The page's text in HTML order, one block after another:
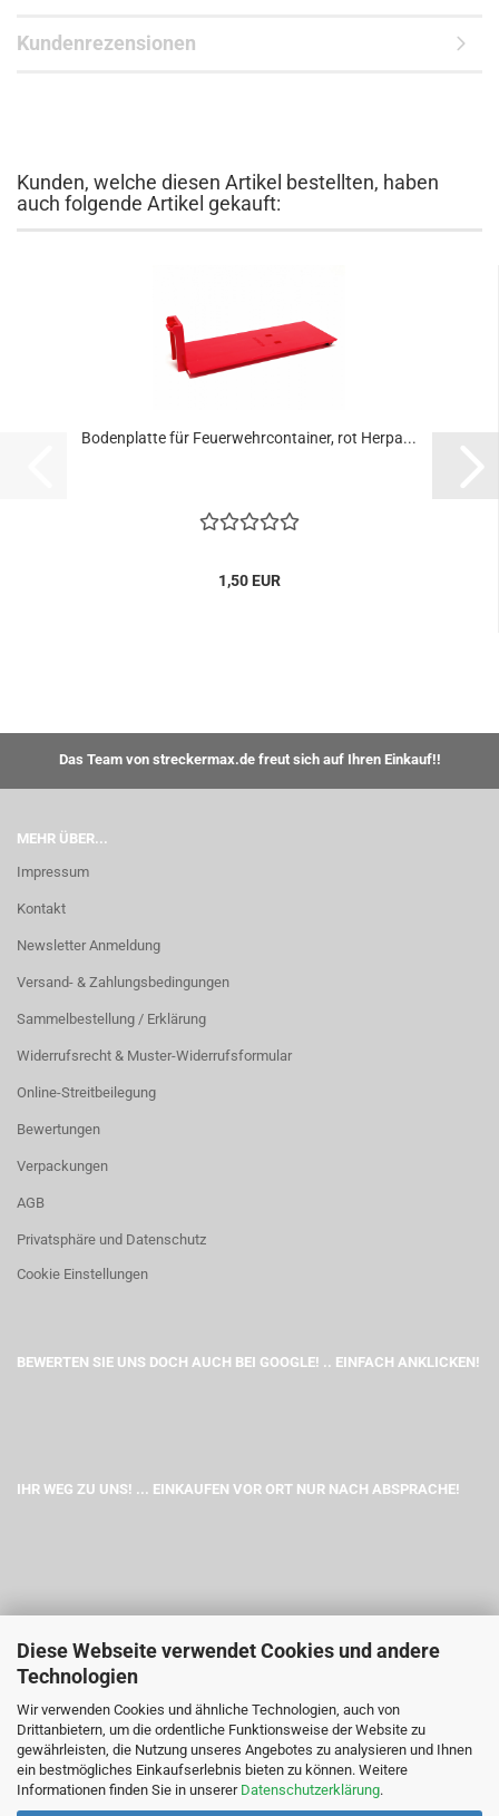
Diese Webseite verwendet Cookies und andere
Technologien
Wir verwenden Cookies und ähnliche Technologien, auch von
Drittanbietern, um die ordentliche Funktionsweise der Website zu
gewährleisten, die Nutzung unseres Angebotes zu analysieren und Ihnen
ein bestmögliches Einkaufserlebnis bieten zu können. Weitere
Informationen finden Sie in unserer Datenschutzerklärung.
Kundenrezensionen
Kunden, welche diesen Artikel bestellten, haben
auch folgende Artikel gekauft:
Bodenplatte für Feuerwehrcontainer, rot Herpa...
1,50 EUR
Das Team von streckermax.de freut sich auf Ihren Einkauf!!
MEHR ÜBER...
Impressum
Kontakt
Newsletter Anmeldung
Versand- & Zahlungsbedingungen
Sammelbestellung / Erklärung
Widerrufsrecht & Muster-Widerrufsformular
Online-Streitbeilegung
Bewertungen
Verpackungen
AGB
Privatsphäre und Datenschutz
Cookie Einstellungen
BEWERTEN SIE UNS DOCH AUCH BEI GOOGLE! .. EINFACH ANKLICKEN!
IHR WEG ZU UNS! ... EINKAUFEN VOR ORT NUR NACH ABSPRACHE!